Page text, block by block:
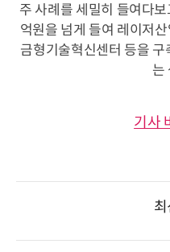
주 사례를 세밀히 들여다
억원을 넘게 들여 레이저
금형기술혁신센터 등을 구
는
기사